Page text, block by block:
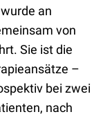
an
von
Sie ist die
–
bei zwei
nach